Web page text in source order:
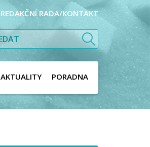
REDAKČNÍ RADA/KONTAKT
AKTUALITY PORADNA